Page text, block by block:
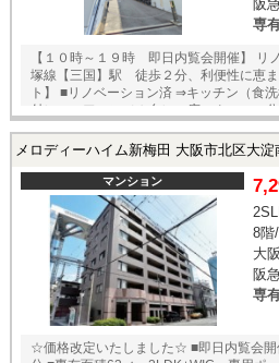
阪
専
【１０時～１９時 即日内覧会開催】 リ
塚線【三国】駅 徒歩２分、利便性に恵まれた立地 【オ
ト】 ■リノベーション済 ⇒キッチン（食
付）、エアコン（１台）、床、クロス、
＊２０１５年大規模修繕工事実施済 ＊長
【三国】 駅 徒歩２分 ＊阪急神戸線【神
ＹＯ 阪急三国店 徒歩２分（２４時ま
歩８分 ＊サンティフルみくに商店街 徒
（スーパー・飲食店・各種専門店）
分 ＊新高小学校 徒歩７分 ☆未掲載物件を含む複数物件をまとめて紹介
可能♪
メロディーハイム新梅田 大阪市北区大
マンション
8階
大
阪
専
☆価格改定いたしました☆ ■即日内覧会開催!! ■RC造り10階建て、8階部